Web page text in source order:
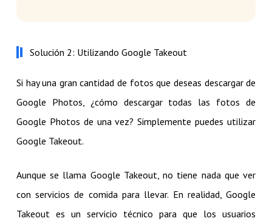
Solución 2: Utilizando Google Takeout
Si hay una gran cantidad de fotos que deseas descargar de
Google Photos, ¿cómo descargar todas las fotos de
Google Photos de una vez? Simplemente puedes utilizar
Google Takeout.
Aunque se llama Google Takeout, no tiene nada que ver
con servicios de comida para llevar. En realidad, Google
Takeout es un servicio técnico para que los usuarios